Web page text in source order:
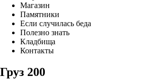
Магазин
Памятники
Если случилась беда
Полезно знать
Кладбища
Контакты
Груз 200